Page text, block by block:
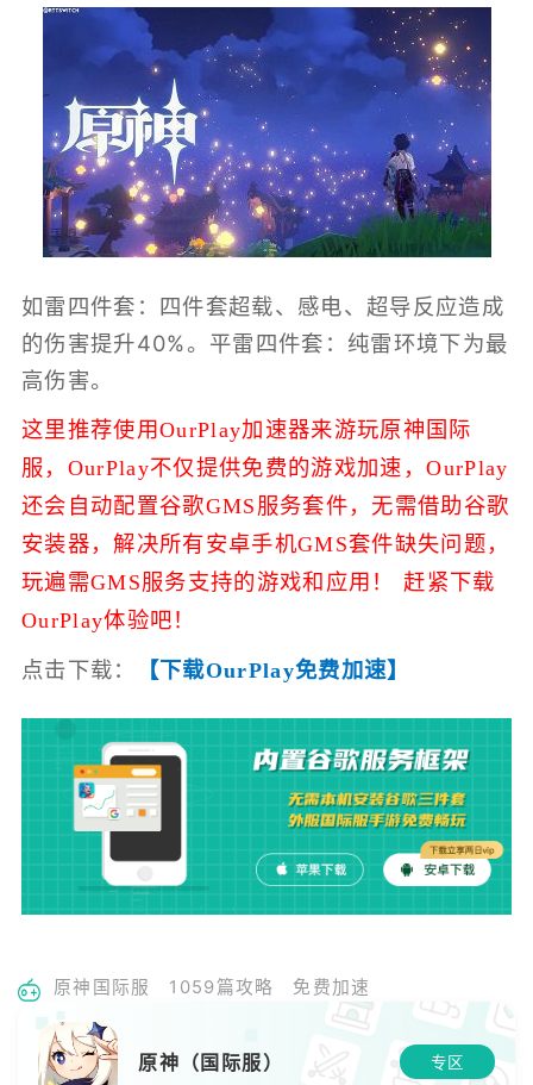
如雷四件套：四件套超载、感电、超导反应造成
的伤害提升40%。平雷四件套：纯雷环境下为最
高伤害。
这里推荐使用OurPlay加速器来游玩原神国际
服， OurPlay不仅提供免费的游戏加速，OurPlay
还会自动配置谷歌GMS服务套件，无需借助谷歌
安装器，解决所有安卓手机GMS套件缺失问题，
玩遍需GMS服务支持的游戏和应用！ 赶紧下载
OurPlay体验吧！
点击下载： 【下载OurPlay免费加速】
原神国际服 1059篇攻略 免费加速
原神（国际服） 专区